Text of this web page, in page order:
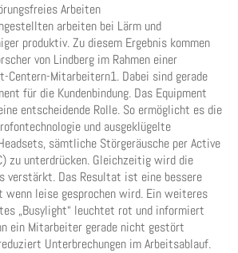
Arbeiten
arbeiten bei Lärm und
produktiv. Zu diesem Ergebnis kommen
von Lindberg im Rahmen einer
Centern-Mitarbeitern1. Dabei sind gerade
für die Kundenbindung. Das Equipment
entscheidende Rolle. So ermöglicht es die
und ausgeklügelte
sämtliche Störgeräusche per Active
zu unterdrücken. Gleichzeitig wird die
verstärkt. Das Resultat ist eine bessere
wenn leise gesprochen wird. Ein weiteres
„Busylight“ leuchtet rot und informiert
ein Mitarbeiter gerade nicht gestört
Unterbrechungen im Arbeitsablauf.